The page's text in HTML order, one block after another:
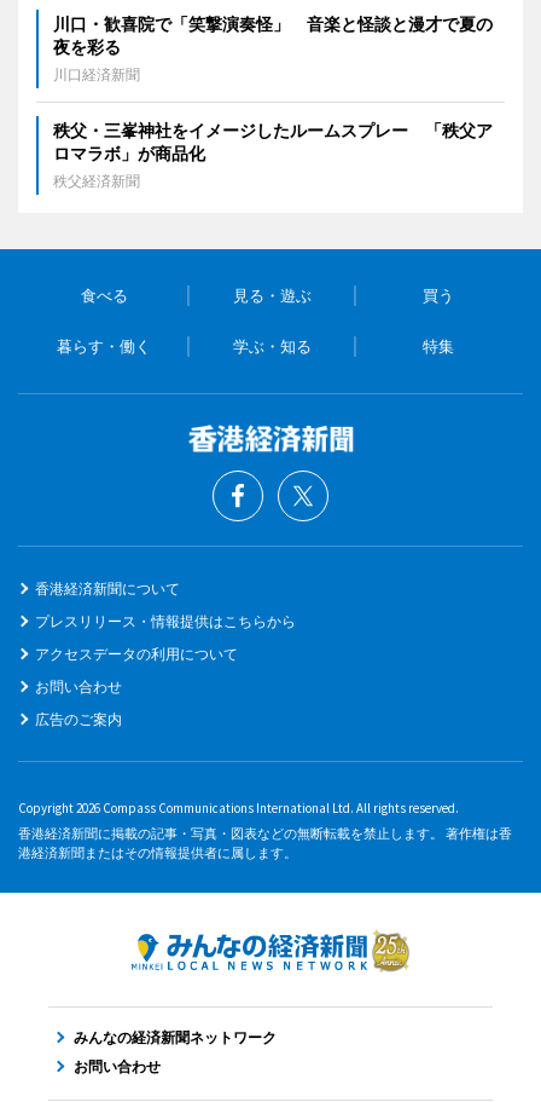
川口・歓喜院で「笑撃演奏怪」 音楽と怪談と漫才で夏の
夜を彩る
川口経済新聞
秩父・三峯神社をイメージしたルームスプレー 「秩父ア
ロマラボ」が商品化
秩父経済新聞
食べる 見る・遊ぶ 買う
暮らす・働く 学ぶ・知る 特集
香港経済新聞について
プレスリリース・情報提供はこちらから
アクセスデータの利用について
お問い合わせ
広告のご案内
Copyright 2026 Compass Communications International Ltd. All rights reserved.
香港経済新聞に掲載の記事・写真・図表などの無断転載を禁止します。 著作権は香
港経済新聞またはその情報提供者に属します。
みんなの経済新聞ネットワーク
お問い合わせ